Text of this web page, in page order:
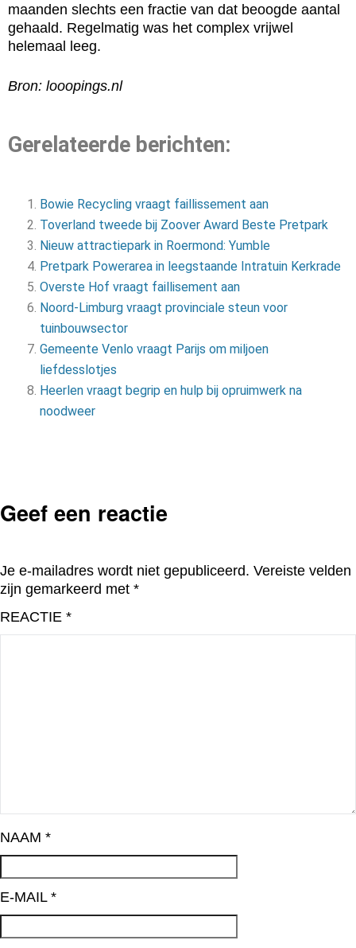
maanden slechts een fractie van dat beoogde aantal
gehaald. Regelmatig was het complex vrijwel
helemaal leeg.
Bron: looopings.nl
Gerelateerde berichten:
Bowie Recycling vraagt faillissement aan
Toverland tweede bij Zoover Award Beste Pretpark
Nieuw attractiepark in Roermond: Yumble
Pretpark Powerarea in leegstaande Intratuin Kerkrade
Overste Hof vraagt faillisement aan
Noord-Limburg vraagt provinciale steun voor
tuinbouwsector
Gemeente Venlo vraagt Parijs om miljoen
liefdesslotjes
Heerlen vraagt begrip en hulp bij opruimwerk na
noodweer
Geef een reactie
Je e-mailadres wordt niet gepubliceerd. Vereiste velden
zijn gemarkeerd met *
REACTIE *
NAAM *
E-MAIL *